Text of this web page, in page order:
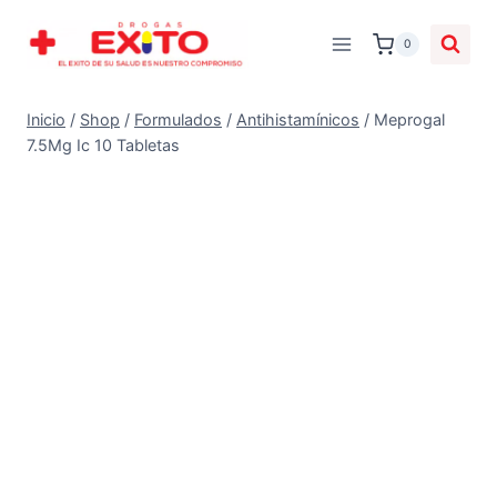
0
Inicio / Shop / Formulados / Antihistamínicos / Meprogal
7.5Mg Ic 10 Tabletas